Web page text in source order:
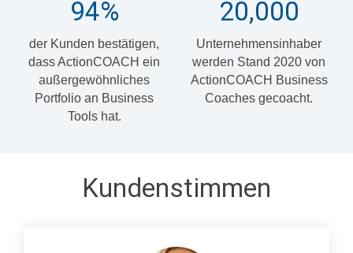
94%
der Kunden bestätigen,
dass ActionCOACH ein
außergewöhnliches
Portfolio an Business
Tools hat.
20,000
Unternehmensinhaber
werden Stand 2020 von
ActionCOACH Business
Coaches gecoacht.
Kundenstimmen